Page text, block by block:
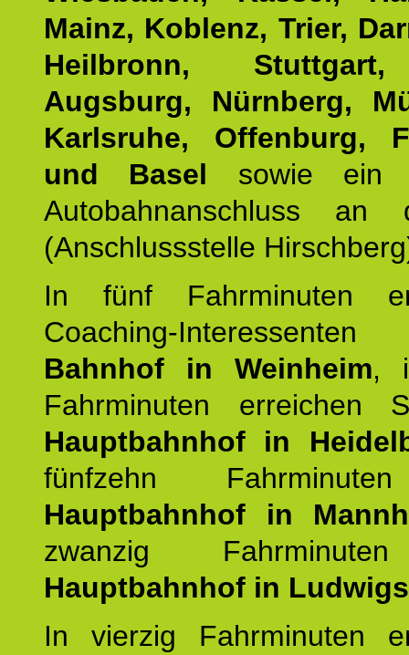
Mainz, Koblenz, Trier,
Heilbronn,
Augsburg, Nürnberg,
Karlsruhe, Offenburg,
und Basel sowie ein
Autobahnanschluss
(Anschlussstelle
In fünf Fahrminuten
Coaching-
Bahnhof in Weinheim,
Fahrminuten erreichen
Hauptbahnhof in
fünfzehn
Hauptbahnhof in
zwanzig
Hauptbahnhof in
In vierzig Fahrminuten